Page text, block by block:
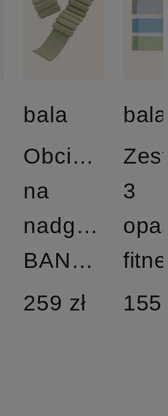
bala
Obciążniki
na
nadgarstki
BANGLES
259 zł
bala
3
155